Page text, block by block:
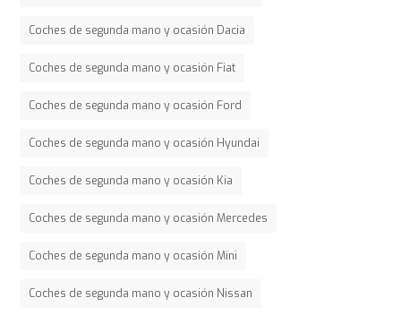
Coches de segunda mano y ocasión Dacia
Coches de segunda mano y ocasión Fiat
Coches de segunda mano y ocasión Ford
Coches de segunda mano y ocasión Hyundai
Coches de segunda mano y ocasión Kia
Coches de segunda mano y ocasión Mercedes
Coches de segunda mano y ocasión Mini
Coches de segunda mano y ocasión Nissan